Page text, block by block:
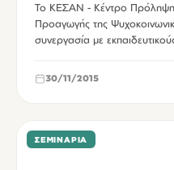
Το ΚΕΣΑΝ - Κέντρο
Προαγωγής της
συνεργασία με
30/11/2015
ΣΕΜΙΝΆΡΙΑ